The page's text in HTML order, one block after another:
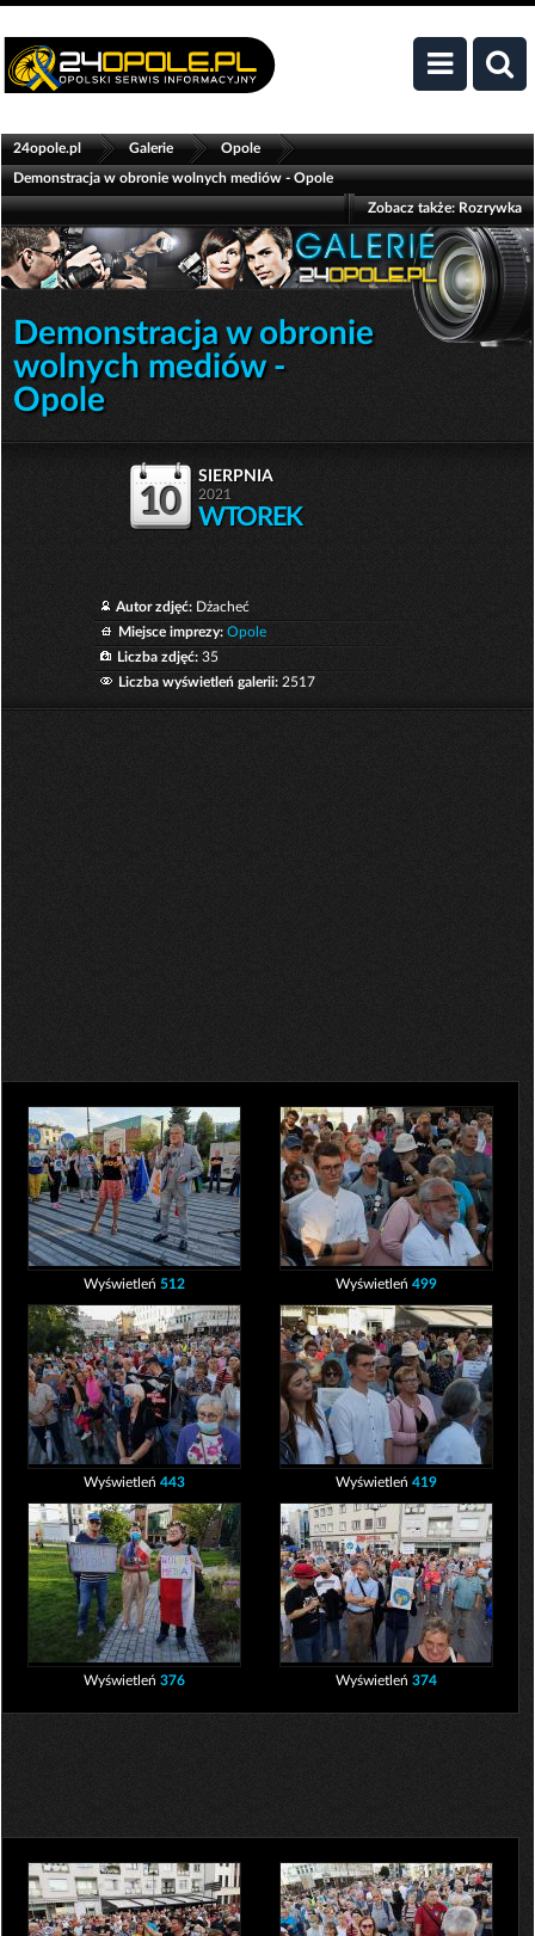
24opole.pl Galerie Opole
Demonstracja w obronie wolnych mediów - Opole
Zobacz także:Rozrywka
Demonstracja w obronie
wolnych mediów -
Opole
10
sierpnia
2021
WTOREK
Autor zdjęć: Dżacheć
Miejsce imprezy: Opole
Liczba zdjęć: 35
Liczba wyświetleń galerii: 2517
Wyświetleń 512 Wyświetleń 499
Wyświetleń 443 Wyświetleń 419
Wyświetleń 376 Wyświetleń 374